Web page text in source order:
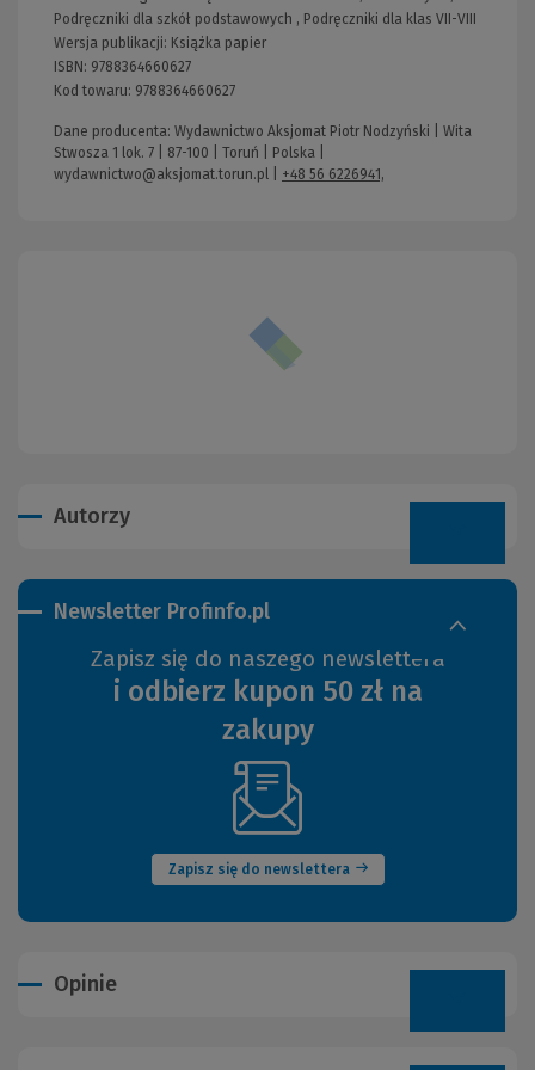
Podręczniki dla szkół podstawowych , Podręczniki dla klas VII-VIII
Wersja publikacji: Książka papier
ISBN: 9788364660627
Kod towaru: 9788364660627
Dane producenta: Wydawnictwo Aksjomat Piotr Nodzyński | Wita
Stwosza 1 lok. 7 | 87-100 | Toruń | Polska |
wydawnictwo@aksjomat.torun.pl
+48 56 6226941,
Autorzy
Newsletter Profinfo.pl
Zapisz się do naszego newslettera
i odbierz kupon 50 zł na
zakupy
Zapisz się do newslettera
(Nowe
okno)
Opinie